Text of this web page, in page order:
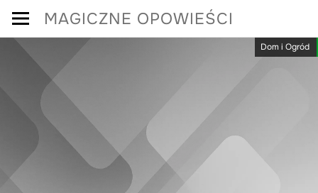
Skip
MAGICZNE OPOWIEŚCI
Dom i Ogród